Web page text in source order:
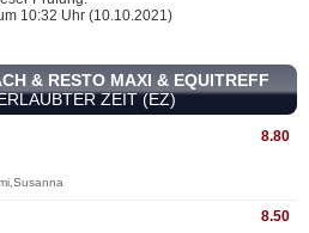
10:32 Uhr (10.10.2021)
& RESTO MAXI & EQUITREFF
ZEIT (EZ)
8.80
8.50